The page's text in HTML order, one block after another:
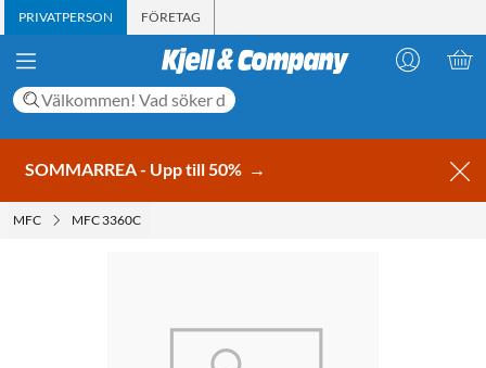
PRIVATPERSON FÖRETAG
SOMMARREA - Upp till 50% →
MFC MFC 3360C